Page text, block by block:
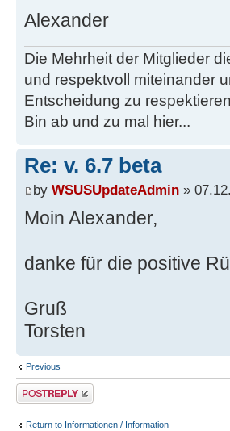
Alexander
Die Mehrheit der Mitglieder
und respektvoll miteinander
Entscheidung zu
Bin ab und zu mal hier...
Re: v. 6.7 beta
by WSUSUpdateAdmin »
Moin Alexander,
danke für die positive
Gruß
Torsten
Previous
Post a reply
Return to Informationen / Information